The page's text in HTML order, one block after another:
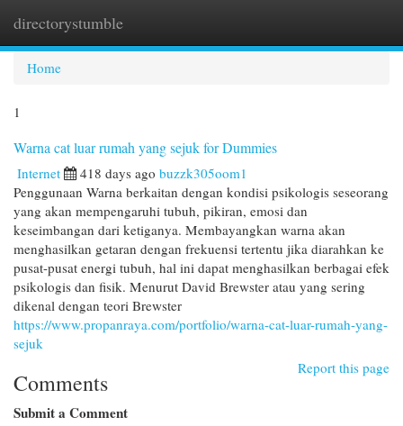
directorystumble
Home
1
Warna cat luar rumah yang sejuk for Dummies
Internet 418 days ago buzzk305oom1
Penggunaan Warna berkaitan dengan kondisi psikologis seseorang
yang akan mempengaruhi tubuh, pikiran, emosi dan
keseimbangan dari ketiganya. Membayangkan warna akan
menghasilkan getaran dengan frekuensi tertentu jika diarahkan ke
pusat-pusat energi tubuh, hal ini dapat menghasilkan berbagai efek
psikologis dan fisik. Menurut David Brewster atau yang sering
dikenal dengan teori Brewster
https://www.propanraya.com/portfolio/warna-cat-luar-rumah-yang-
sejuk
Report this page
Comments
Submit a Comment